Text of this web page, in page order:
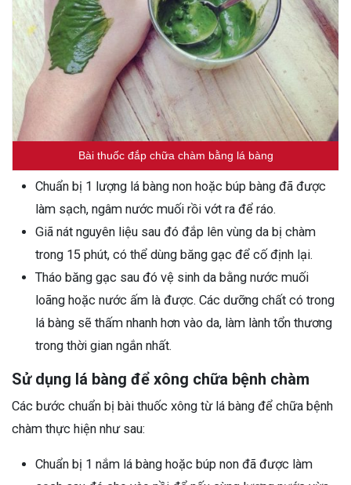
Bài thuốc đắp chữa chàm bằng lá bàng
Chuẩn bị 1 lượng lá bàng non hoặc búp bàng đã được
làm sạch, ngâm nước muối rồi vớt ra để ráo.
Giã nát nguyên liệu sau đó đắp lên vùng da bị chàm
trong 15 phút, có thể dùng băng gạc để cố định lại.
Tháo băng gạc sau đó vệ sinh da bằng nước muối
loãng hoặc nước ấm là được. Các dưỡng chất có trong
lá bàng sẽ thấm nhanh hơn vào da, làm lành tổn thương
trong thời gian ngắn nhất.
Sử dụng lá bàng để xông chữa bệnh chàm
Các bước chuẩn bị bài thuốc xông từ lá bàng để chữa bệnh
chàm thực hiện như sau:
Chuẩn bị 1 nắm lá bàng hoặc búp non đã được làm